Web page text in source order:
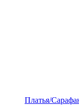
Платья/